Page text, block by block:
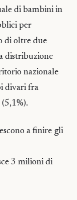
di bambini in
per
di oltre due
distribuzione
nazionale
divari fra
a finire gli
3 milioni di